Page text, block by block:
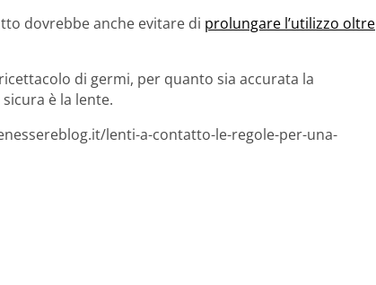
dovrebbe anche evitare di prolungare l’utilizzo oltre
di germi, per quanto sia accurata la
è la lente.
lenti-a-contatto-le-regole-per-una-